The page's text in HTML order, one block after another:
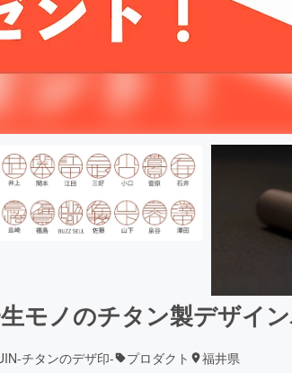
モノのチタン製デザイ
チタンのデザ印- プロダクト 福井県